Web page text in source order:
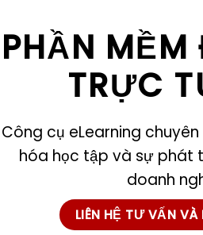
PHẦN
TRỰC
Công cụ eLearning
hóa học tập và sự phát
doanh
LIÊN HỆ TƯ VẤN